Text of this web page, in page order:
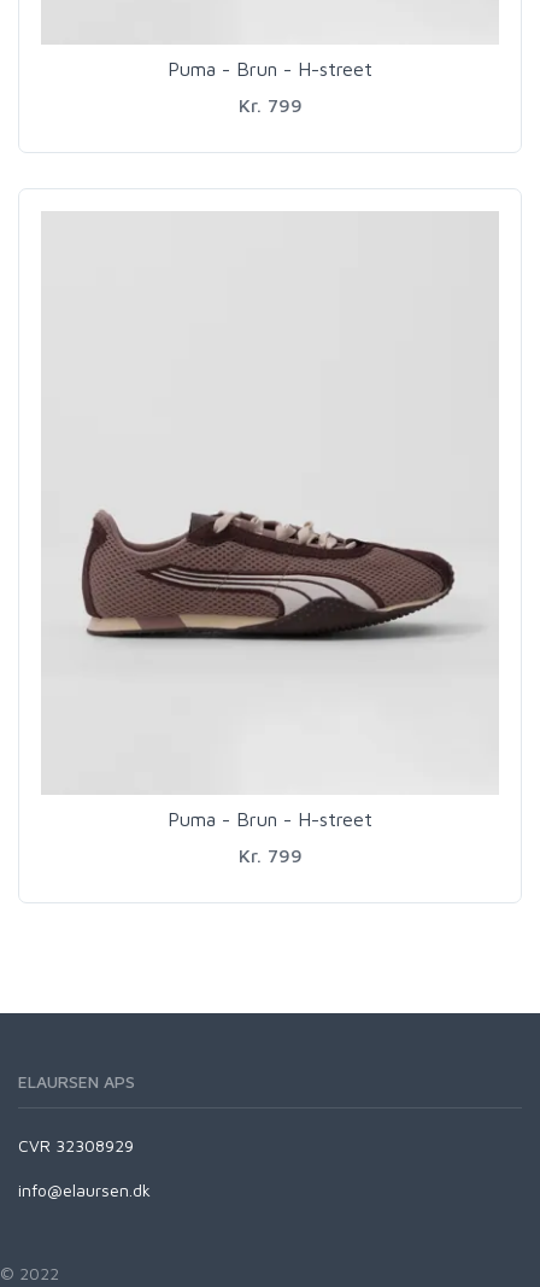
Puma - Brun - H-street
Kr. 799
Puma - Brun - H-street
Kr. 799
ELAURSEN APS
CVR 32308929
info@elaursen.dk
© 2022